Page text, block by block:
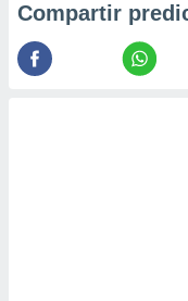
Compartir